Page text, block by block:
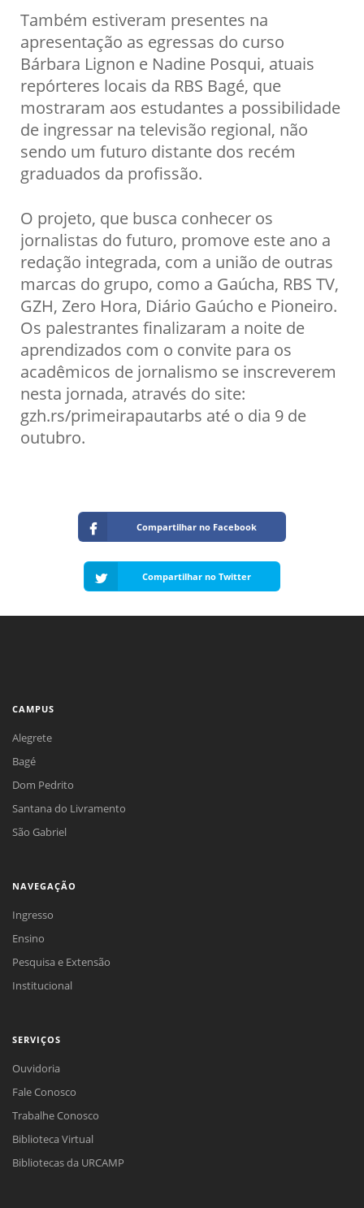
Também estiveram presentes na
apresentação as egressas do curso
Bárbara Lignon e Nadine Posqui, atuais
repórteres locais da RBS Bagé, que
mostraram aos estudantes a possibilidade
de ingressar na televisão regional, não
sendo um futuro distante dos recém
graduados da profissão.
O projeto, que busca conhecer os
jornalistas do futuro, promove este ano a
redação integrada, com a união de outras
marcas do grupo, como a Gaúcha, RBS TV,
GZH, Zero Hora, Diário Gaúcho e Pioneiro.
Os palestrantes finalizaram a noite de
aprendizados com o convite para os
acadêmicos de jornalismo se inscreverem
nesta jornada, através do site:
gzh.rs/primeirapautarbs até o dia 9 de
outubro.
Compartilhar no Facebook
Compartilhar no Twitter
CAMPUS
Alegrete
Bagé
Dom Pedrito
Santana do Livramento
São Gabriel
NAVEGAÇÃO
Ingresso
Ensino
Pesquisa e Extensão
Institucional
SERVIÇOS
Ouvidoria
Fale Conosco
Trabalhe Conosco
Biblioteca Virtual
Bibliotecas da URCAMP